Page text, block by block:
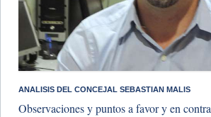
ANALISIS DEL CONCEJAL SEBASTIAN MALIS
Observaciones y puntos a favor y en contra